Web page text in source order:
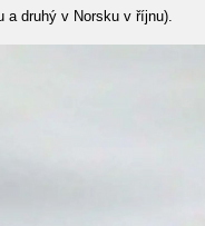
a druhý v Norsku v říjnu).